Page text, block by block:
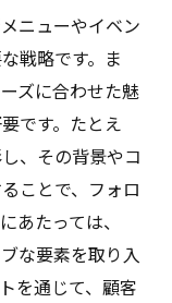
ニューやイベン
戦略です。ま
ズに合わせた魅
です。たとえ
、その背景やコ
ことで、フォロ
あたっては、
な要素を取り入
を通じて、顧客